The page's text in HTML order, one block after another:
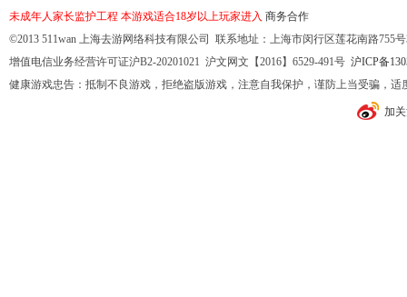
未成年人家长监护工程 本游戏适合18岁以上玩家进入 商务合作
©2013 511wan 上海去游网络科技有限公司 联系地址：上海市闵行区莲花南路755
增值电信业务经营许可证沪B2-20201021 沪文网文【2016】6529-491号 沪ICP备
健康游戏忠告：抵制不良游戏，拒绝盗版游戏，注意自我保护，谨防上当受骗，
加